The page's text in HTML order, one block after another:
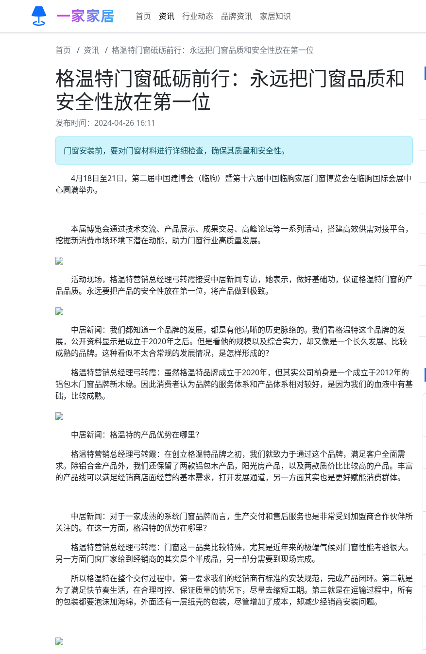
一家家居 首页 资讯 行业动态 品牌资讯 家居知识
首页 资讯 格温特门窗砥砺前行：永远把门窗品质和安全性放在第一位
格温特门窗砥砺前行：永远把门窗品质和
安全性放在第一位
发布时间：2024-04-26 16:11
门窗安装前，要对门窗材料进行详细检查，确保其质量和安全性。
4月18日至21日，第二届中国建博会（临朐）暨第十六届中国临朐家居门窗博览会在临朐国际会展中
心圆满举办。
本届博览会通过技术交流、产品展示、成果交易、高峰论坛等一系列活动，搭建高效供需对接平台，
挖掘新消费市场环境下潜在动能，助力门窗行业高质量发展。
活动现场，格温特营销总经理弓转霞接受中居新闻专访，她表示，做好基础功，保证格温特门窗的产
品品质。永远要把产品的安全性放在第一位，将产品做到极致。
中居新闻：我们都知道一个品牌的发展，都是有他清晰的历史脉络的。我们看格温特这个品牌的发
展，公开资料显示是成立于2020年之后。但是看他的规模以及综合实力，却又像是一个长久发展、比较
成熟的品牌。这种看似不太合常规的发展情况，是怎样形成的？
格温特营销总经理弓转霞：虽然格温特品牌成立于2020年，但其实公司前身是一个成立于2012年的
铝包木门窗品牌新木缘。因此消费者认为品牌的服务体系和产品体系相对较好，是因为我们的血液中有基
础，比较成熟。
中居新闻：格温特的产品优势在哪里？
格温特营销总经理弓转霞：在创立格温特品牌之初，我们就致力于通过这个品牌，满足客户全面需
求。除铝合金产品外，我们还保留了两款铝包木产品，阳光房产品，以及两款质价比比较高的产品。丰富
的产品线可以满足经销商店面经营的基本需求，打开发展通道，另一方面其实也是更好赋能消费群体。
中居新闻：对于一家成熟的系统门窗品牌而言，生产交付和售后服务也是非常受到加盟商合作伙伴所
关注的。在这一方面，格温特的优势在哪里？
格温特营销总经理弓转霞：门窗这一品类比较特殊，尤其是近年来的极端气候对门窗性能考验很大。
另一方面门窗厂家给到经销商的其实是个半成品，另一部分需要到现场完成。
所以格温特在整个交付过程中，第一要求我们的经销商有标准的安装规范，完成产品闭环。第二就是
为了满足快节奏生活，在合理可控、保证质量的情况下，尽量去缩短工期。第三就是在运输过程中，所有
的包装都要泡沫加海绵，外面还有一层纸壳的包装，尽管增加了成本，却减少经销商安装问题。